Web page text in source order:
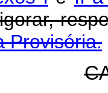
Provisória.